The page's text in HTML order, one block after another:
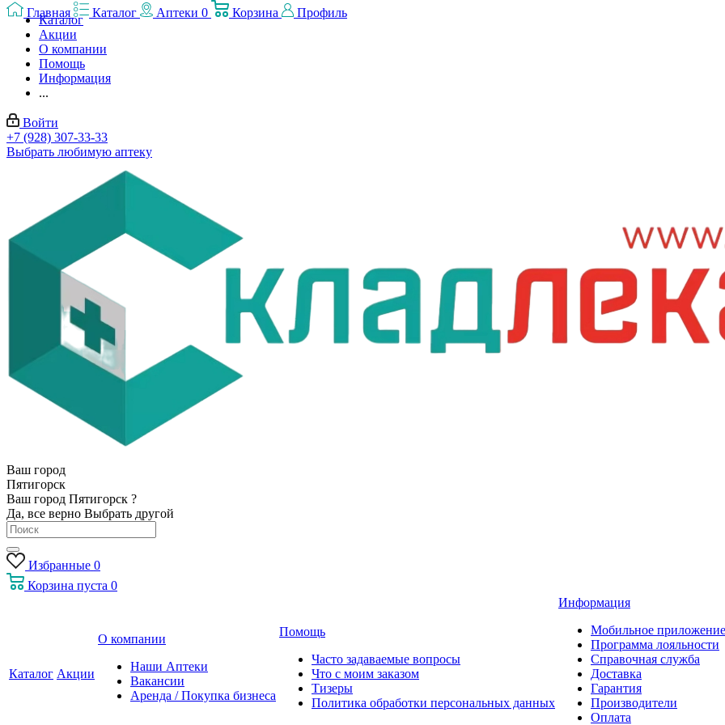
Каталог
Акции
О компании
Помощь
Информация
...
Войти
+7 (928) 307-33-33
Выбрать любимую аптеку
Ваш город
Пятигорск
Ваш город Пятигорск ?
Да, все верно Выбрать другой
Избранные 0
Корзина пуста 0
Каталог Акции
О компании
Наши Аптеки
Вакансии
Аренда / Покупка бизнеса
Помощь
Часто задаваемые вопросы
Что с моим заказом
Тизеры
Политика обработки персональных данных
Информация
Мобильное приложение
Программа лояльности
Справочная служба
Доставка
Гарантия
Производители
Оплата
Главная Каталог Аптеки 0 Корзина Профиль